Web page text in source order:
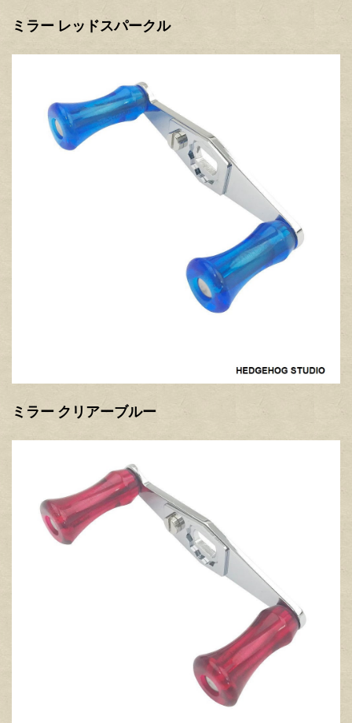
ミラー レッドスパークル
ミラー クリアーブルー